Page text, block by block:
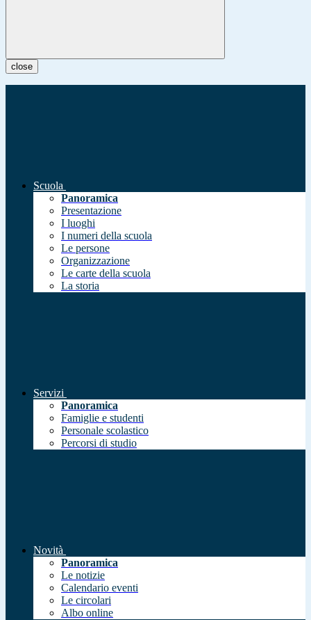
close
Scuola
Panoramica
Presentazione
I luoghi
I numeri della scuola
Le persone
Organizzazione
Le carte della scuola
La storia
Servizi
Panoramica
Famiglie e studenti
Personale scolastico
Percorsi di studio
Novità
Panoramica
Le notizie
Calendario eventi
Le circolari
Albo online